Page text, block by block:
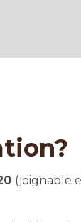
(joignable